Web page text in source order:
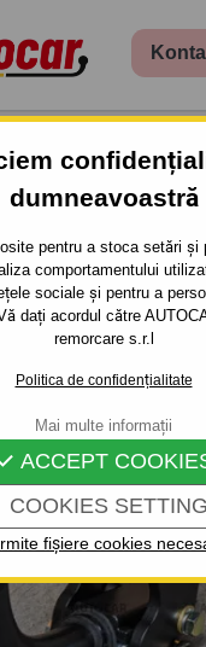
dumneavoastră
pentru a stoca setări și
comportamentului
sociale și pentru a
dați acordul către
remorcare s.r.l
Politica de confidențialitate
COOKIES
ACCEPT
fișiere cookies
Mai multe informații
- SISTEM
CLEMĂ - DIN